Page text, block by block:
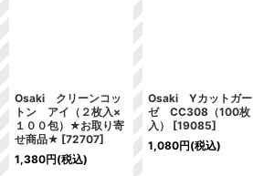
Osaki クリーンコッ
トン アイ（２枚入×
１００包）★お取り寄
せ商品★ [72707]
1,380円(税込)
Osaki Yカットガー
ゼ CC308（100枚
入）
[19085]
1,080円(税込)